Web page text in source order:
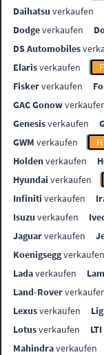
Daihatsu verkaufen
Dodgeverkaufen
DS Automobiles
Elarisverkaufen F
Fiskerverkaufen
GAC Gonow
Genesisverkaufen
GWM verkaufen H
Holdenverkaufen
Hyundai verkaufen
Infiniti verkaufen
Isuzu verkaufen
Jaguarverkaufen
Koenigseggverkaufen
Ladaverkaufen
Land-Rover
Lexusverkaufen
Lotusverkaufen LTI
Mahindraverkaufen